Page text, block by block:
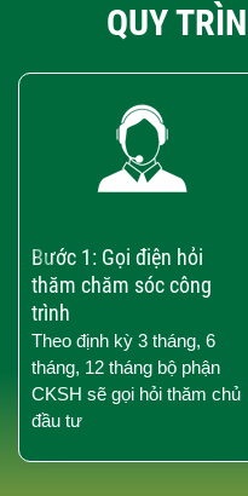
QUY
Bước 1: Gọi điện hỏi
thăm chăm sóc công
trình
Theo định kỳ 3 tháng, 6
tháng, 12 tháng bộ phận
CKSH sẽ gọi hỏi thăm chủ
đầu tư
‹